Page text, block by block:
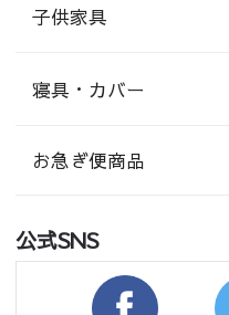
子供家具
寝具・カバー
お急ぎ便商品
公式SNS